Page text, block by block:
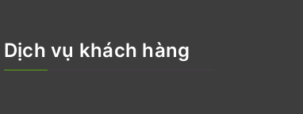
Dịch vụ khách hàng